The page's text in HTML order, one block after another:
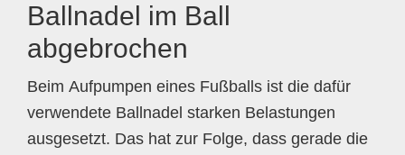
Ballnadel im Ball
abgebrochen
Beim Aufpumpen eines Fußballs ist die dafür
verwendete Ballnadel starken Belastungen
ausgesetzt. Das hat zur Folge, dass gerade die